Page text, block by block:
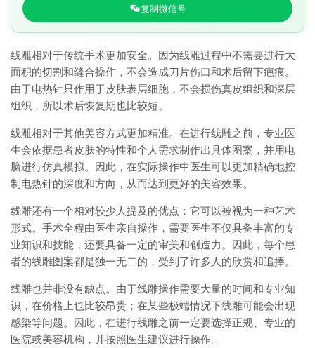
复制微信号
线雕相对于传统手术更加安全。因为线雕过程中不需要进行大
面积的切割和缝合操作，不会造成刀片伤口和术后留下疤痕。
由于电热针只作用于皮肤表层细胞，不会损伤真皮组织和深层
组织，所以术后恢复期也比较短。
线雕相对于其他美容方式更加精准。在进行线雕之前，专业医
生会依据患者皮肤的特性和个人需求制作出具体图案，并用电
脑进行仿真模拟。因此，在实际操作中医生可以更加精确地控
制电热针的深度和方向，从而达到更好的美容效果。
线雕还有一个相对较少人提及的优点：它可以被视为一种艺术
形式。手术全程由医生亲自操作，需要医生不仅具备丰富的专
业知识和技能，还要具备一定的审美和创造力。因此，每个患
者的线雕图案都是独一无二的，受到了许多人的欣赏和追捧。
线雕也并非没有缺点。由于线雕操作需要大量的时间和专业知
识，在价格上也比较昂贵；在某些极端情况下线雕可能会出现
感染等问题。因此，在进行线雕之前一定要选择正规、专业的
医院或美容机构，并按照医生建议进行操作。